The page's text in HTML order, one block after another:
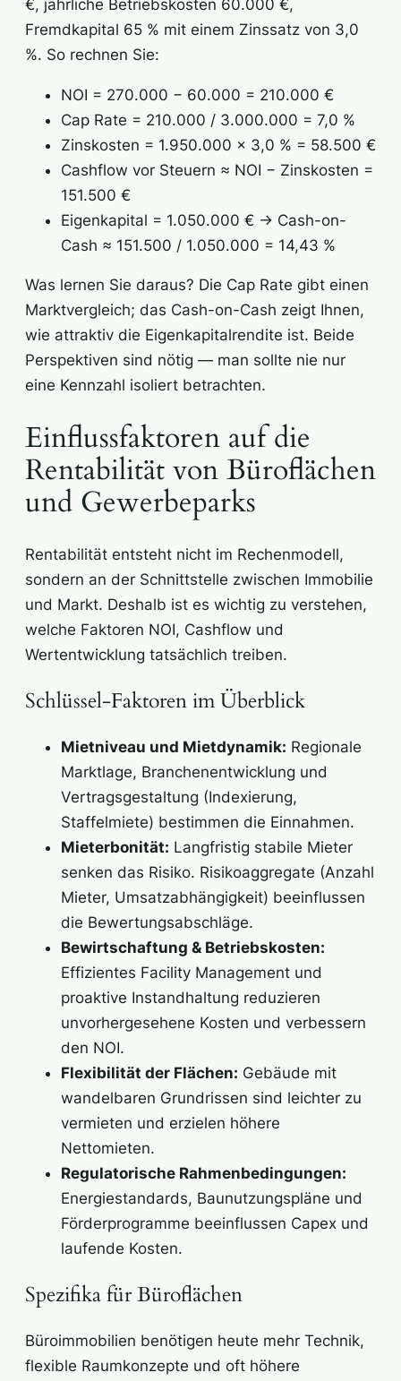
€, jährliche Betriebskosten 60.000 €,
Fremdkapital 65 % mit einem Zinssatz von 3,0
%. So rechnen Sie:
NOI = 270.000 − 60.000 = 210.000 €
Cap Rate = 210.000 / 3.000.000 = 7,0 %
Zinskosten = 1.950.000 × 3,0 % = 58.500 €
Cashflow vor Steuern ≈ NOI − Zinskosten =
151.500 €
Eigenkapital = 1.050.000 € → Cash-on-
Cash ≈ 151.500 / 1.050.000 = 14,43 %
Was lernen Sie daraus? Die Cap Rate gibt einen
Marktvergleich; das Cash-on-Cash zeigt Ihnen,
wie attraktiv die Eigenkapitalrendite ist. Beide
Perspektiven sind nötig — man sollte nie nur
eine Kennzahl isoliert betrachten.
Einflussfaktoren auf die
Rentabilität von Büroflächen
und Gewerbeparks
Rentabilität entsteht nicht im Rechenmodell,
sondern an der Schnittstelle zwischen Immobilie
und Markt. Deshalb ist es wichtig zu verstehen,
welche Faktoren NOI, Cashflow und
Wertentwicklung tatsächlich treiben.
Schlüssel-Faktoren im Überblick
Mietniveau und Mietdynamik: Regionale
Marktlage, Branchenentwicklung und
Vertragsgestaltung (Indexierung,
Staffelmiete) bestimmen die Einnahmen.
Mieterbonität: Langfristig stabile Mieter
senken das Risiko. Risikoaggregate (Anzahl
Mieter, Umsatzabhängigkeit) beeinflussen
die Bewertungsabschläge.
Bewirtschaftung & Betriebskosten:
Effizientes Facility Management und
proaktive Instandhaltung reduzieren
unvorhergesehene Kosten und verbessern
den NOI.
Flexibilität der Flächen: Gebäude mit
wandelbaren Grundrissen sind leichter zu
vermieten und erzielen höhere
Nettomieten.
Regulatorische Rahmenbedingungen:
Energiestandards, Baunutzungspläne und
Förderprogramme beeinflussen Capex und
laufende Kosten.
Spezifika für Büroflächen
Büroimmobilien benötigen heute mehr Technik,
flexible Raumkonzepte und oft höhere